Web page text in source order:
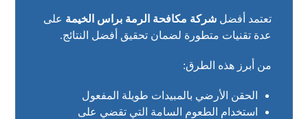
تعتمد أفضلشركة مكافحة الرمة براس الخيمة على
عدة تقنيات متطورة لضمان تحقيق أفضل النتائج.
من أبرز هذه الطرق:
الحقن الأرضي بالمبيدات طويلة المفعول
استخدام الطعوم السامة التي تقضي على